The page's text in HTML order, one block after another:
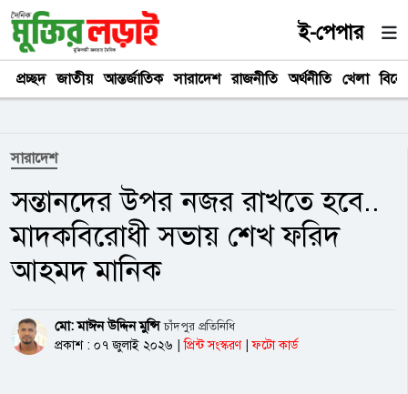
ই-পেপার
প্রচ্ছদ জাতীয় আন্তর্জাতিক সারাদেশ রাজনীতি অর্থনীতি খেলা
সারাদেশ
সন্তানদের উপর নজর রাখতে হবে..
মাদকবিরোধী সভায় শেখ ফরিদ
আহমদ মানিক
মো: মাঈন উদ্দিন মুন্সিচাঁদপুর প্রতিনিধি
প্রকাশ : ০৭ জুলাই ২০২৬
প্রিন্ট সংস্করণ ফটো কার্ড